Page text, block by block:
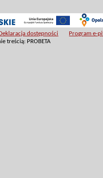
dostępności
Program e-
treścią: PROBETA